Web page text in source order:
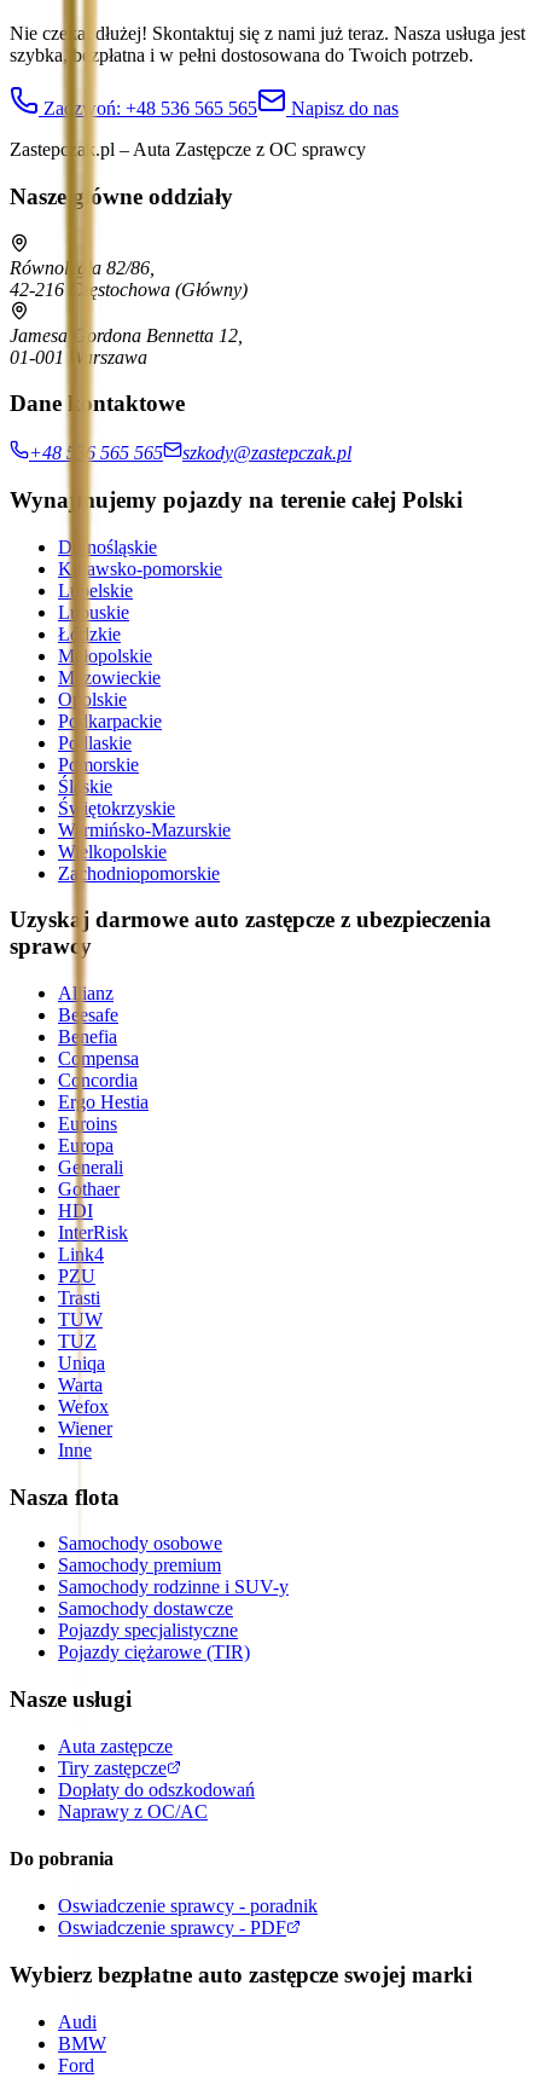
Nie czekaj dłużej! Skontaktuj się z nami już teraz. Nasza usługa jest
szybka, bezpłatna i w pełni dostosowana do Twoich potrzeb.
Zadzwoń: +48 536 565 565
Napisz do nas
Zastepczak.pl – Auta Zastępcze z OC sprawcy
Nasze główne oddziały
Równoległa 82/86,
42-216 Częstochowa (Główny)
Jamesa Gordona Bennetta 12,
01-001 Warszawa
Dane kontaktowe
+48 536 565 565 szkody@zastepczak.pl
Wynajmujemy pojazdy na terenie całej Polski
Dolnośląskie
Kujawsko-pomorskie
Lubelskie
Lubuskie
Łódzkie
Małopolskie
Mazowieckie
Opolskie
Podkarpackie
Podlaskie
Pomorskie
Śląskie
Świętokrzyskie
Warmińsko-Mazurskie
Wielkopolskie
Zachodniopomorskie
Uzyskaj darmowe auto zastępcze z ubezpieczenia
sprawcy
Allianz
Beesafe
Benefia
Compensa
Concordia
Ergo Hestia
Euroins
Europa
Generali
Gothaer
HDI
InterRisk
Link4
PZU
Trasti
TUW
TUZ
Uniqa
Warta
Wefox
Wiener
Inne
Nasza flota
Samochody osobowe
Samochody premium
Samochody rodzinne i SUV-y
Samochody dostawcze
Pojazdy specjalistyczne
Pojazdy ciężarowe (TIR)
Nasze usługi
Auta zastępcze
Tiry zastępcze
Dopłaty do odszkodowań
Naprawy z OC/AC
Do pobrania
Oswiadczenie sprawcy - poradnik
Oswiadczenie sprawcy - PDF
Wybierz bezpłatne auto zastępcze swojej marki
Audi
BMW
Ford